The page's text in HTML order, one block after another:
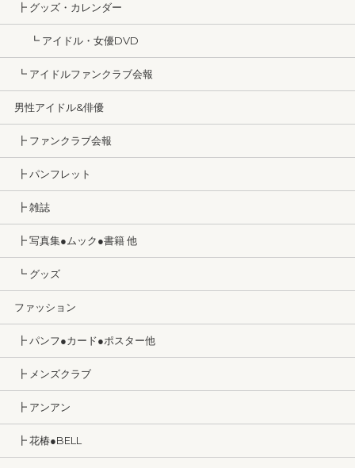
┣ グッズ・カレンダー
┗ アイドル・女優DVD
┗ アイドルファンクラブ会報
男性アイドル&俳優
┣ ファンクラブ会報
┣ パンフレット
┣ 雑誌
┣ 写真集●ムック●書籍 他
┗ グッズ
ファッション
┣ パンフ●カード●ポスター他
┣ メンズクラブ
┣ アンアン
┣ 花椿●BELL